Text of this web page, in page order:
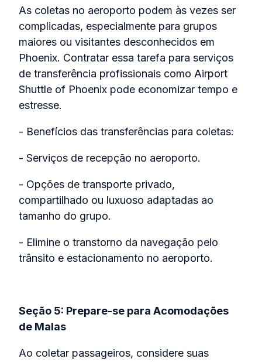
As coletas no aeroporto podem às vezes ser
complicadas, especialmente para grupos
maiores ou visitantes desconhecidos em
Phoenix. Contratar essa tarefa para serviços
de transferência profissionais como Airport
Shuttle of Phoenix pode economizar tempo e
estresse.
- Benefícios das transferências para coletas:
- Serviços de recepção no aeroporto.
- Opções de transporte privado,
compartilhado ou luxuoso adaptadas ao
tamanho do grupo.
- Elimine o transtorno da navegação pelo
trânsito e estacionamento no aeroporto.
Seção 5: Prepare-se para Acomodações
de Malas
Ao coletar passageiros, considere suas